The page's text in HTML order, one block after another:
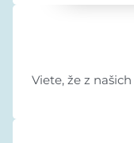
Viete, že z